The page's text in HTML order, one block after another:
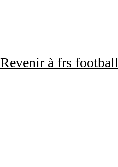
Revenir à frs football